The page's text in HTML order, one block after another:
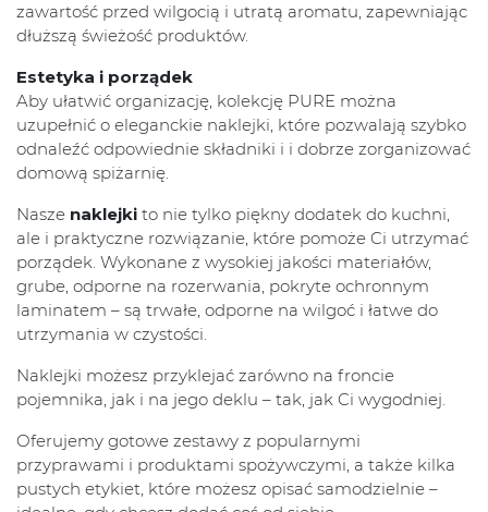
zawartość przed wilgocią i utratą aromatu, zapewniając
dłuższą świeżość produktów.
Estetyka i porządek
Aby ułatwić organizację, kolekcję PURE można
uzupełnić o eleganckie naklejki, które pozwalają szybko
odnaleźć odpowiednie składniki i i dobrze zorganizować
domową spiżarnię.
Nasze naklejki to nie tylko piękny dodatek do kuchni,
ale i praktyczne rozwiązanie, które pomoże Ci utrzymać
porządek. Wykonane z wysokiej jakości materiałów,
grube, odporne na rozerwania, pokryte ochronnym
laminatem – są trwałe, odporne na wilgoć i łatwe do
utrzymania w czystości.
Naklejki możesz przyklejać zarówno na froncie
pojemnika, jak i na jego deklu – tak, jak Ci wygodniej.
Oferujemy gotowe zestawy z popularnymi
przyprawami i produktami spożywczymi, a także kilka
pustych etykiet, które możesz opisać samodzielnie –